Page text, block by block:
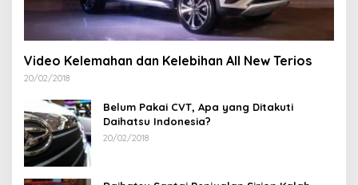
Video Kelemahan dan Kelebihan All New Terios
20/02/2018
Belum Pakai CVT, Apa yang Ditakuti
Daihatsu Indonesia?
20/02/2018